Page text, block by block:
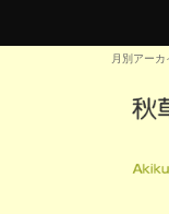
月別アー